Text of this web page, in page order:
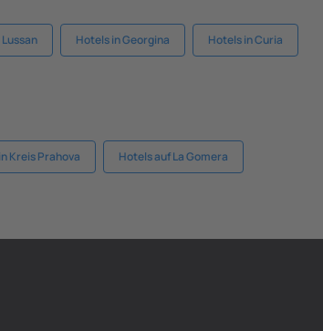
Hotels in Georgina Hotels in Curia
Kreis Prahova Hotels auf La Gomera